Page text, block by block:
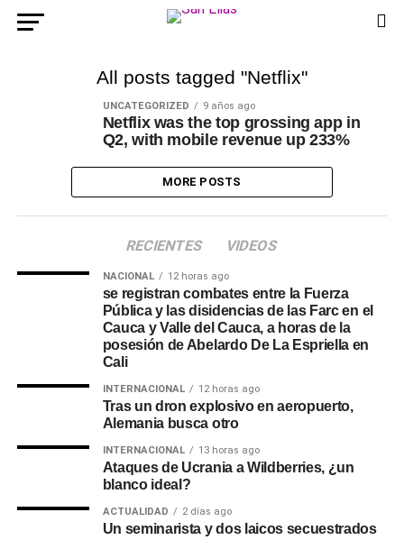
All posts tagged "Netflix"
UNCATEGORIZED 9 años ago
Netflix was the top grossing app in
Q2, with mobile revenue up 233%
MORE POSTS
RECIENTES VIDEOS
NACIONAL 12 horas ago
se registran combates entre la Fuerza
Pública y las disidencias de las Farc en el
Cauca y Valle del Cauca, a horas de la
posesión de Abelardo De La Espriella en
Cali
INTERNACIONAL 12 horas ago
Tras un dron explosivo en aeropuerto,
Alemania busca otro
INTERNACIONAL 13 horas ago
Ataques de Ucrania a Wildberries, ¿un
blanco ideal?
ACTUALIDAD 2 días ago
Un seminarista y dos laicos secuestrados